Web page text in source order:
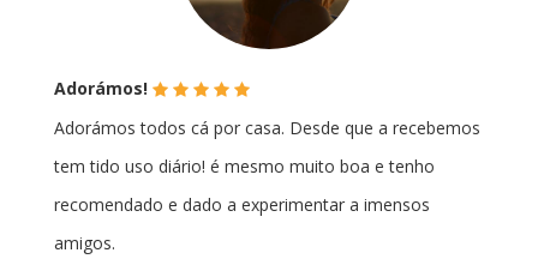
Adorámos! (*)(*)(*)(*)(*)
Adorámos todos cá por casa. Desde que a recebemos
tem tido uso diário! é mesmo muito boa e tenho
recomendado e dado a experimentar a imensos
amigos.